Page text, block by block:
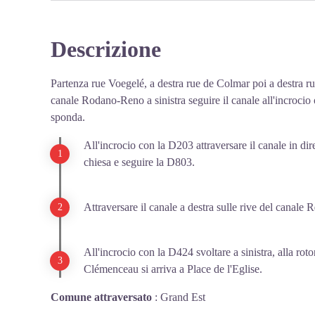
View picture in full screen
Descrizione
Partenza rue Voegelé, a destra rue de Colmar poi a destra
canale Rodano-Reno a sinistra seguire il canale
sponda.
All'incrocio con la D203 attraversare il canale in
chiesa e seguire la D803.
Attraversare il canale a destra sulle rive del canale
All'incrocio con la D424 svoltare a sinistra, alla
Clémenceau si arriva a Place de l'Eglise.
Comune attraversato : Grand Est